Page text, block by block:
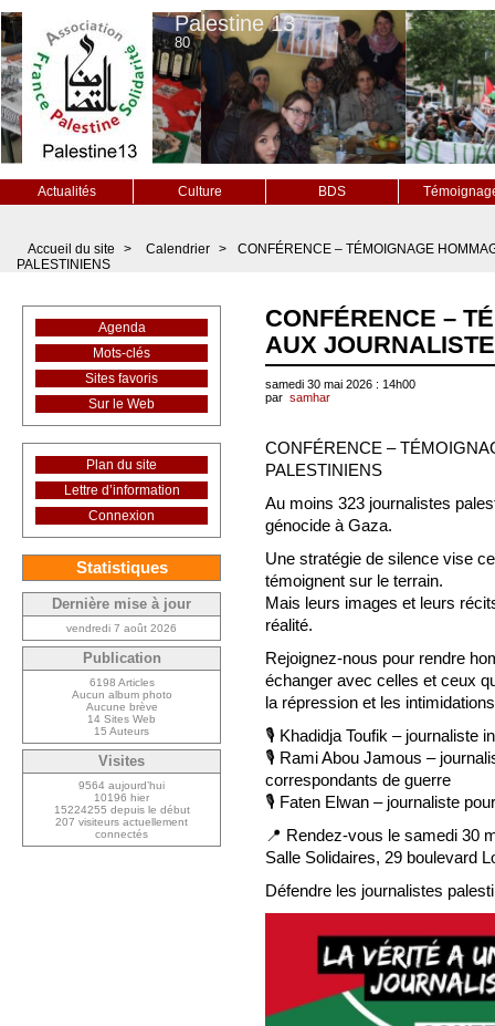
Palestine 13
80
Actualités Culture BDS
Accueil du site > Calendrier >
CONFÉRENCE – TÉMOIGNAGE
PALESTINIENS
CONFÉRENCE –
AUX
samedi 30 mai 2026 : 14h00
par samhar
CONFÉRENCE –
PALESTINIENS
Au moins 323 journalistes
génocide à Gaza.
Une stratégie de silence vise
témoignent sur le terrain.
Mais leurs images et leurs
réalité.
Rejoignez-nous pour rendre
échanger avec celles et ceux
la répression et les intimidations
🎙 Khadidja Toufik – journaliste
🎙 Rami Abou Jamous –
correspondants de guerre
🎙 Faten Elwan – journaliste
📍 Rendez-vous le samedi 30
Salle Solidaires, 29 boulevard
Défendre les journalistes
Agenda
Mots-clés
Sites favoris
Sur le Web
Plan du site
Lettre d’information
Connexion
Statistiques
Dernière mise à jour
vendredi 7 août 2026
Publication
6198 Articles
Aucun album photo
Aucune brève
14 Sites Web
15 Auteurs
Visites
9564 aujourd’hui
10196 hier
15224255 depuis le début
207 visiteurs actuellement
connectés